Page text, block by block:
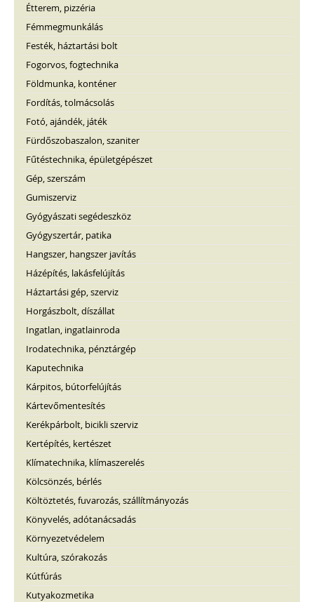
Étterem, pizzéria
Fémmegmunkálás
Festék, háztartási bolt
Fogorvos, fogtechnika
Földmunka, konténer
Fordítás, tolmácsolás
Fotó, ajándék, játék
Fürdőszobaszalon, szaniter
Fűtéstechnika, épületgépészet
Gép, szerszám
Gumiszerviz
Gyógyászati segédeszköz
Gyógyszertár, patika
Hangszer, hangszer javítás
Házépítés, lakásfelújítás
Háztartási gép, szerviz
Horgászbolt, díszállat
Ingatlan, ingatlainroda
Irodatechnika, pénztárgép
Kaputechnika
Kárpitos, bútorfelújítás
Kártevőmentesítés
Kerékpárbolt, bicikli szerviz
Kertépítés, kertészet
Klímatechnika, klímaszerelés
Kölcsönzés, bérlés
Költöztetés, fuvarozás, szállítmányozás
Könyvelés, adótanácsadás
Környezetvédelem
Kultúra, szórakozás
Kútfúrás
Kutyakozmetika